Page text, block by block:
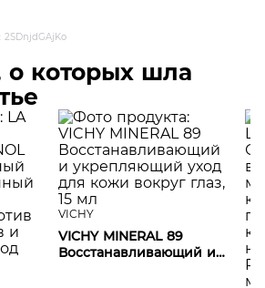
2SDnjdGAjKo
о которых шла
VICHY
VICHY MINERAL 89
Восстанавливающий и